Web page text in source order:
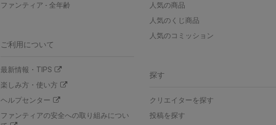
ファンティア - 全年齢
ご利用について
最新情報・TIPS
楽しみ方・使い方
ヘルプセンター
ファンティアの安全への取り組みについ
人気の商品
人気のくじ商品
人気のコミッション
探す
クリエイターを探す
投稿を探す